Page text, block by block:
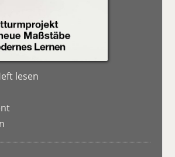
lesen